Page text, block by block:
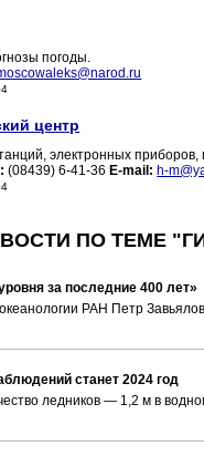
погоды.
центр
электронных
(08439) 6-41-36 E-mail: h-
ПО ТЕМЕ
за последние 400 лет»
РАН Петр
станет 2024 год
ледников — 1,2 м в